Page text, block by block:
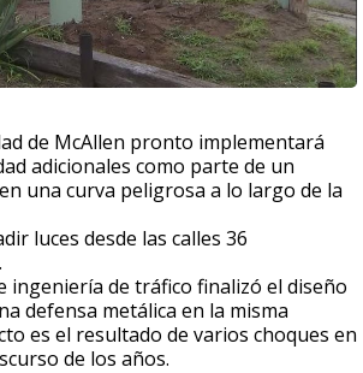
de McAllen pronto implementará
adicionales como parte de un
una curva peligrosa a lo largo de la
luces desde las calles 36
ingeniería de tráfico finalizó el diseño
defensa metálica en la misma
es el resultado de varios choques en
de los años.